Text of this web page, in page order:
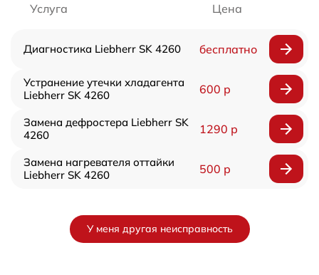
Услуга Цена
Диагностика Liebherr SK 4260 бесплатно
Устранение утечки хладагента
Liebherr SK 4260
600 р
Замена дефростера Liebherr SK
4260
1290 р
Замена нагревателя оттайки
Liebherr SK 4260
500 р
У меня другая неисправность